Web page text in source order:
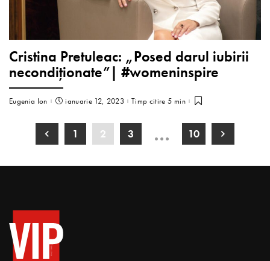
Cristina Pretuleac: „Posed darul iubirii
necondiționate”| #womeninspire
Eugenia Ion ianuarie 12, 2023 Timp citire 5 min
1 2 3 … 10